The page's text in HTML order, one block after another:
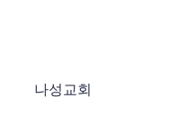
나성교회